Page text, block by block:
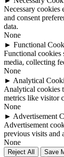
Necessary cookies
and consent
data.
None
► Functional
Functional cookies
media, collecting
None
► Analytical
Analytical cookies
metrics like visitor
None
► Advertisement
Advertisement
previous visits and
None
Reject All Save